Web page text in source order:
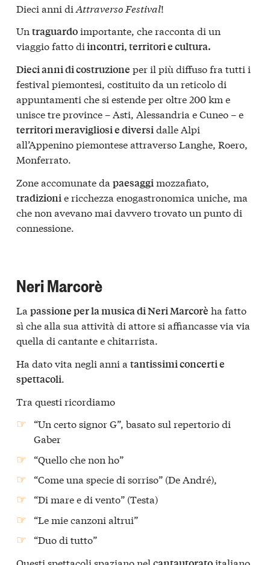
Dieci anni di Attraverso Festival!
Un traguardoimportante, che racconta di un
viaggio fatto diincontri, territori e cultura.
Dieci anni di costruzione per il più diffuso fra tutti i
festival piemontesi, costituito da un reticolo di
appuntamenti che si estende per oltre 200 km e
unisce tre province – Asti, Alessandria e Cuneo – e
territori meravigliosi e diversidalle Alpi
all’Appenino piemontese attraverso Langhe, Roero,
Monferrato.
Zone accomunate da paesaggimozzafiato,
tradizionie ricchezza enogastronomica uniche, ma
che non avevano mai davvero trovato un punto di
connessione.
Neri Marcorè
La passione per la musica di Neri Marcorè ha fatto
sì che alla sua attività di attore si affiancasse via via
quella di cantante e chitarrista.
Ha dato vita negli anni a tantissimi concerti e
spettacoli.
Tra questi ricordiamo
“Un certo signor G”, basato sul repertorio di
Gaber
“Quello che non ho”
“Come una specie di sorriso” (De André),
“Di mare e di vento” (Testa)
“Le mie canzoni altrui”
“Duo di tutto”
Questi spettacoli spaziano nel
italiano